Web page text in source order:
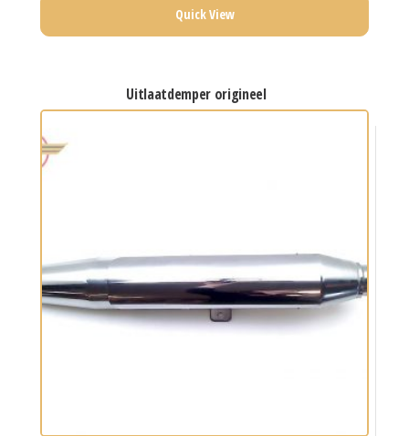
Quick View
uitlaatdemper origineel